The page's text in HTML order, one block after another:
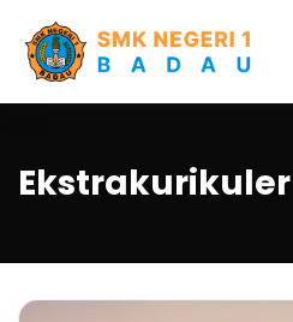
Ekstrakurikuler